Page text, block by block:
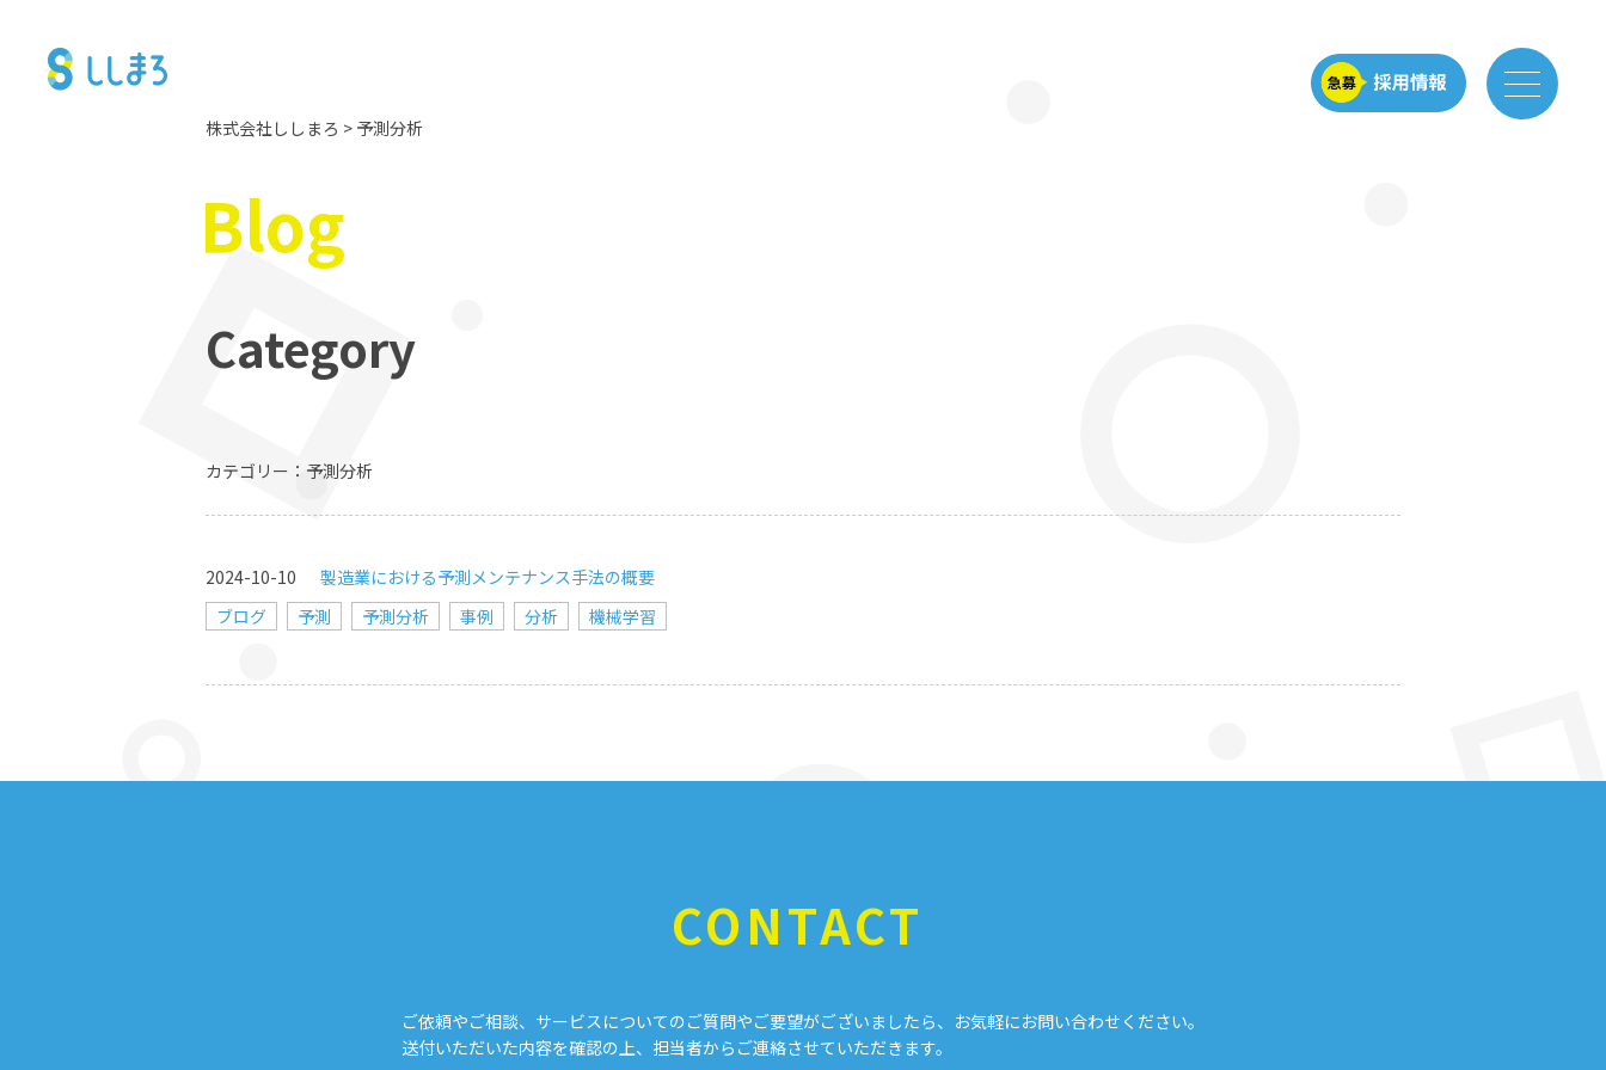
株式会社ししまろ > 予測分析
Blog
Category
カテゴリー：予測分析
2024-10-10
製造業における予測メンテナンス手法の概要
ブログ
予測 予測分析 事例 分析 機械学習
CONTACT
ご依頼やご相談、サービスについてのご質問やご要望がございましたら、お気軽にお問い合わせください。
送付いただいた内容を確認の上、担当者からご連絡させていただきます。